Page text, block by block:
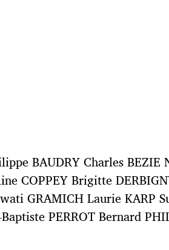
BAUDRY Charles BEZIE
COPPEY Brigitte
GRAMICH Laurie KARP
PERROT Bernard